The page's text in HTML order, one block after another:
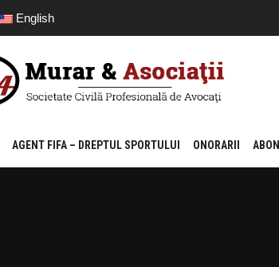
English
AGENT FIFA – DREPTUL SPORTULUI ONORARII